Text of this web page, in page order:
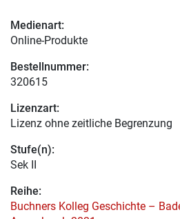
Medienart:
Online-Produkte
Bestellnummer:
320615
Lizenzart:
Lizenz ohne zeitliche Begrenzung
Stufe(n):
Sek II
Reihe:
Buchners Kolleg Geschichte –